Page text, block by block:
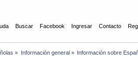
Buscar Facebook Ingresar Contacto
» Información general» Información sobre